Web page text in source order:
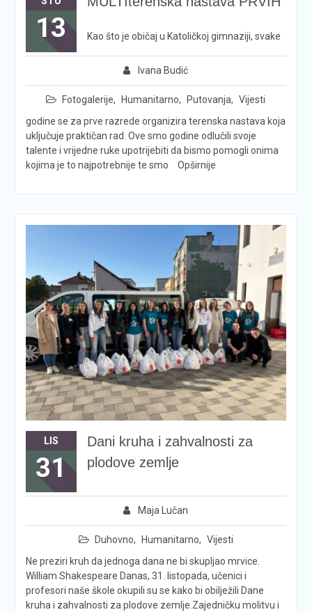
13
Ivana Budić
Fotogalerije, Humanitarno, Putovanja, Vijesti
Kao što je običaj u Katoličkoj gimnaziji, svake
godine se za prve razrede organizira terenska nastava koja
uključuje praktičan rad. Ove smo godine odlučili svoje
talente i vrijedne ruke upotrijebiti da bismo pomogli onima
kojima je to najpotrebnije te smo
Opširnije
LIS
31
Dani kruha i zahvalnosti za
plodove zemlje
Maja Lučan
Duhovno, Humanitarno, Vijesti
Ne preziri kruh da jednoga dana ne bi skupljao mrvice.
William Shakespeare Danas, 31. listopada, učenici i
profesori naše škole okupili su se kako bi obilježili Dane
kruha i zahvalnosti za plodove zemlje.Zajedničku molitvu i